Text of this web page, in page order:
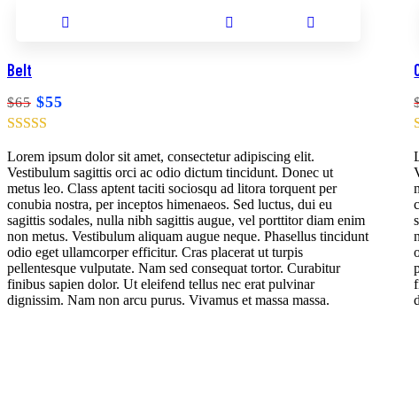
Belt
$65 $55
Lorem ipsum dolor sit amet, consectetur adipiscing elit.
Vestibulum sagittis orci ac odio dictum tincidunt. Donec ut
metus leo. Class aptent taciti sociosqu ad litora torquent per
conubia nostra, per inceptos himenaeos. Sed luctus, dui eu
sagittis sodales, nulla nibh sagittis augue, vel porttitor diam enim
non metus. Vestibulum aliquam augue neque. Phasellus tincidunt
odio eget ullamcorper efficitur. Cras placerat ut turpis
pellentesque vulputate. Nam sed consequat tortor. Curabitur
finibus sapien dolor. Ut eleifend tellus nec erat pulvinar
dignissim. Nam non arcu purus. Vivamus et massa massa.